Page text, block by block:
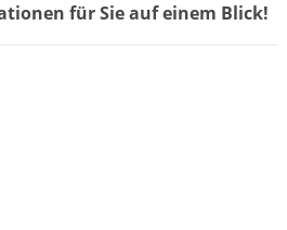
für Sie auf einem Blick!